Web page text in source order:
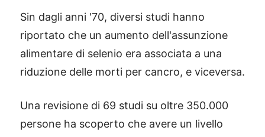
Sin dagli anni '70, diversi studi hanno
riportato che un aumento dell'assunzione
alimentare di selenio era associata a una
riduzione delle morti per cancro, e viceversa.
Una revisione di 69 studi su oltre 350.000
persone ha scoperto che avere un livello